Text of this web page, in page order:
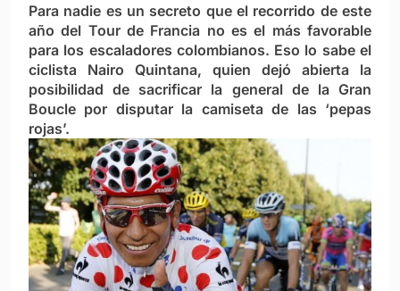
Para nadie es un secreto que el recorrido de este
año del Tour de Francia no es el más favorable
para los escaladores colombianos. Eso lo sabe el
ciclista Nairo Quintana, quien dejó abierta la
posibilidad de sacrificar la general de la Gran
Boucle por disputar la camiseta de las ‘pepas
rojas’.